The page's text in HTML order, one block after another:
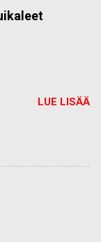
LUE LISÄÄ